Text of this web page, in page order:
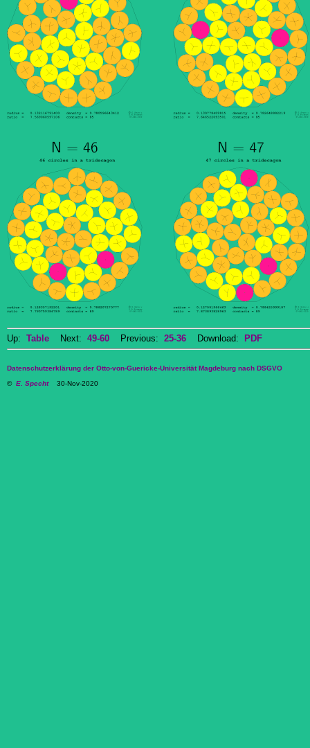
Up: Table Next: 49-60 Previous: 25-36 Download: PDF
Datenschutzerklärung der Otto-von-Guericke-Universität Magdeburg nach DSGVO
© E. Specht30-Nov-2020